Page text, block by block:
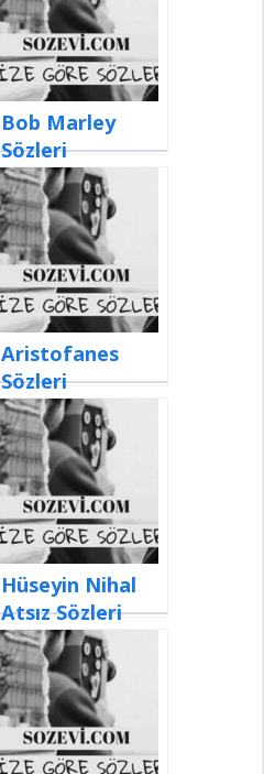
Bob Marley
Sözleri
Aristofanes
Sözleri
Hüseyin Nihal
Atsız Sözleri